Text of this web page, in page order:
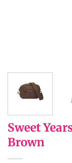
Sweet
Brown